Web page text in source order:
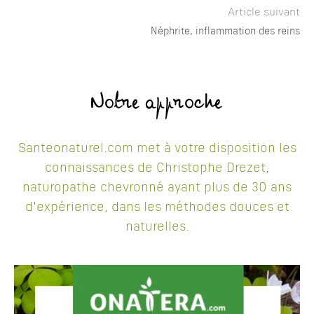
Article suivant
Néphrite, inflammation des reins
Notre approche
Santeonaturel.com met à votre disposition les
connaissances de Christophe Drezet,
naturopathe chevronné ayant plus de 30 ans
d'expérience, dans les méthodes douces et
naturelles.